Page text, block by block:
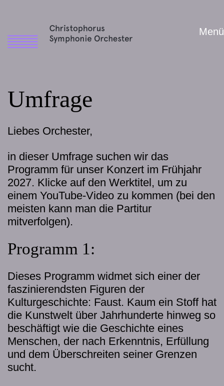
Menü
Umfrage
Liebes Orchester,
in dieser Umfrage suchen wir das
Programm für unser Konzert im Frühjahr
2027. Klicke auf den Werktitel, um zu
einem YouTube-Video zu kommen (bei den
meisten kann man die Partitur
mitverfolgen).
Programm 1:
Dieses Programm widmet sich einer der
faszinierendsten Figuren der
Kulturgeschichte: Faust. Kaum ein Stoff hat
die Kunstwelt über Jahrhunderte hinweg so
beschäftigt wie die Geschichte eines
Menschen, der nach Erkenntnis, Erfüllung
und dem Überschreiten seiner Grenzen
sucht.